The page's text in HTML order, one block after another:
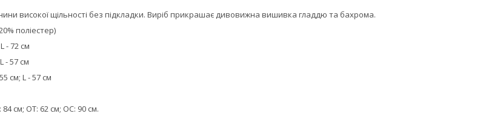
високої щільності без підкладки. Виріб прикрашає дивовижна вишивка гладдю та бахрома.
поліестер)
- 72 см
- 57 см
см; L - 57 см
см; ОТ: 62 см; ОС: 90 см.